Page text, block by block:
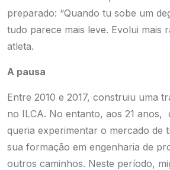
preparado: “Quando tu sobe um
tudo parece mais leve. Evolui mais
atleta.
A pausa
Entre 2010 e 2017, construiu uma
no ILCA. No entanto, aos 21 anos,
queria experimentar o mercado de
sua formação em engenharia de
outros caminhos. Neste período,